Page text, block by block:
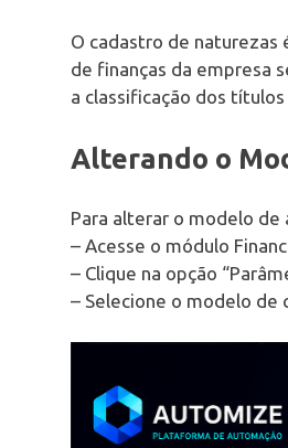
O cadastro de
de finanças da empresa
a classificação dos
Alterando o
Para alterar o modelo de
– Acesse o módulo
– Clique na opção
– Selecione o modelo de